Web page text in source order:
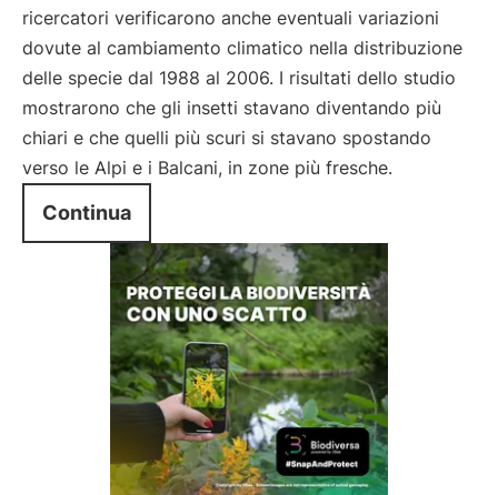
ricercatori verificarono anche eventuali variazioni
dovute al cambiamento climatico nella distribuzione
delle specie dal 1988 al 2006. I risultati dello studio
mostrarono che gli insetti stavano diventando più
chiari e che quelli più scuri si stavano spostando
verso le Alpi e i Balcani, in zone più fresche.
Continua